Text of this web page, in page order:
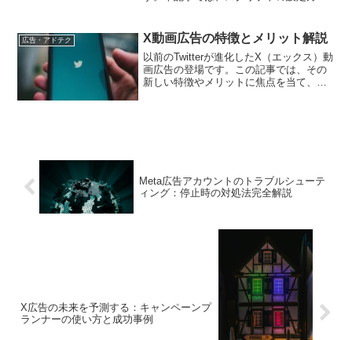
広告・アドテク X動画広告の特徴とメリット解説
以前のTwitterが進化したX（エックス）動
画広告の登場です。この記事では、その
新しい特徴やメリットに焦点を当て、デ
Meta広告アカウントのトラブルシューテ
ィング：停止時の対処法完全解説
X広告の未来を予測する：キャンペーンプ
ランナーの使い方と成功事例